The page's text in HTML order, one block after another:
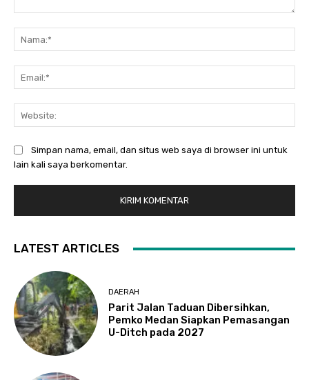
Simpan nama, email, dan situs web saya di browser ini untuk
lain kali saya berkomentar.
LATEST ARTICLES
DAERAH
Parit Jalan Taduan Dibersihkan,
Pemko Medan Siapkan Pemasangan
U-Ditch pada 2027